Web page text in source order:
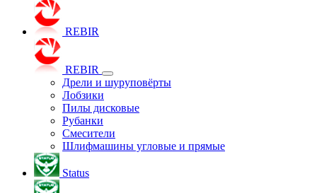
REBIR
REBIR
Дрели и шуруповёрты
Лобзики
Пилы дисковые
Рубанки
Смесители
Шлифмашины угловые и прямые
Status